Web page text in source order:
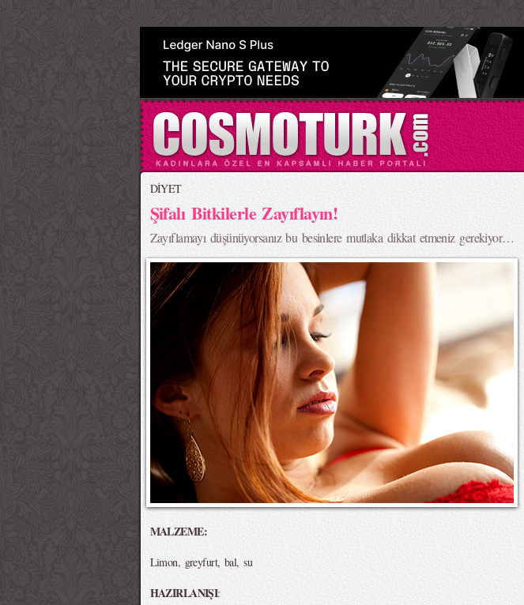
>
DİYET
Şifalı Bitkilerle Zayıflayın!
Zayıflamayı düşünüyorsanız bu besinlere mutlaka dikkat etmeniz gerekiyor…
MALZEME:
Limon, greyfurt, bal, su
HAZIRLANIŞI: